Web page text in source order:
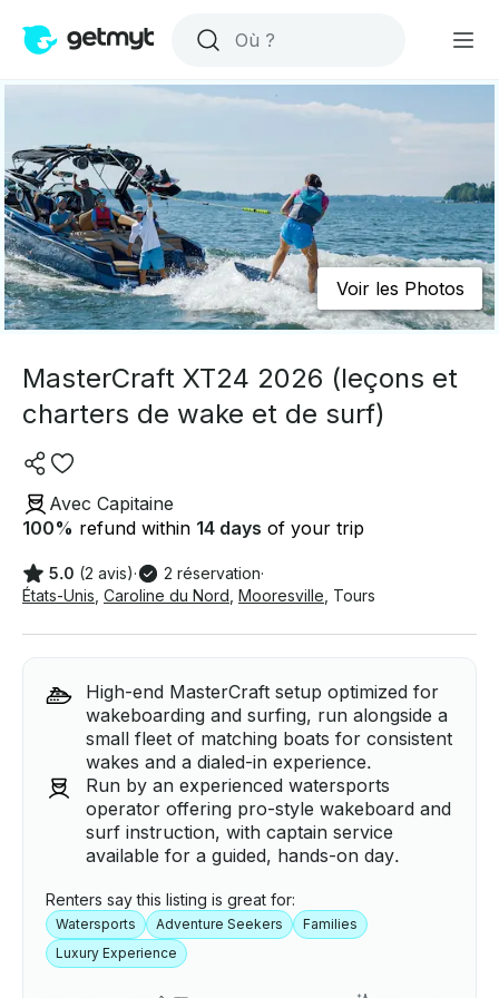
Voir les Photos
MasterCraft XT24 2026 (leçons et
charters de wake et de surf)
Avec Capitaine
100% refund within 14 days of your trip
5.0 (2 avis)· 2 réservation·
États-Unis Caroline du Nord Mooresville Tours
High-end MasterCraft setup optimized for
wakeboarding and surfing, run alongside a
small fleet of matching boats for consistent
wakes and a dialed-in experience.
Run by an experienced watersports
operator offering pro-style wakeboard and
surf instruction, with captain service
available for a guided, hands-on day.
Renters say this listing is great for:
Watersports Adventure Seekers
Families
Luxury Experience